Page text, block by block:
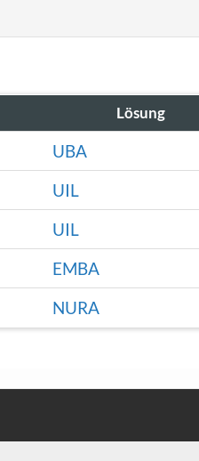
Lösung
UBA
UIL
UIL
EMBA
NURA